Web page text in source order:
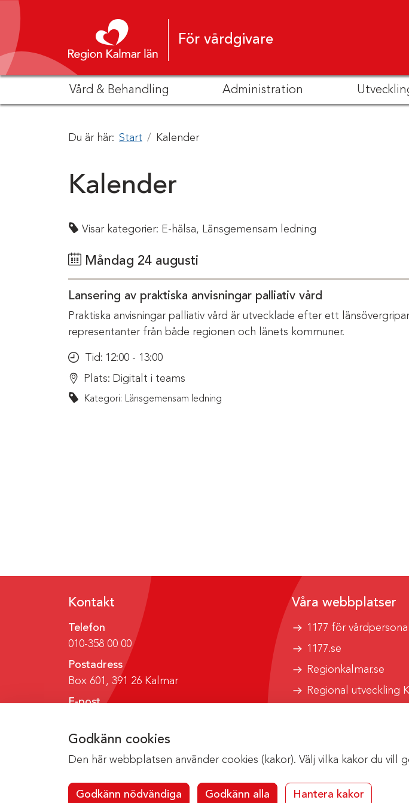
Godkänn cookies
Den här webbplatsen använder cookies (kakor). Välj vilka kakor du vill
Godkänn nödvändiga Godkänn alla Hantera kakor
Hoppa till innehåll
För vårdgivare
Vård & Behandling Administration
Du är här: Start Kalender
Kalender
Visar kategorier: E-hälsa, Länsgemensam ledning
Måndag 24 augusti
Lansering av praktiska anvisningar palliativ vård
Praktiska anvisningar palliativ vård är utvecklade efter ett
representanter från både regionen och länets kommuner.
Tid: 12:00 - 13:00
Plats: Digitalt i teams
Kategori: Länsgemensam ledning
Kontakt
Telefon
010-358 00 00
Postadress
Box 601, 391 26 Kalmar
E-post
Våra webbplatser
1177 för vårdpersonal
1177.se
Regionkalmar.se
Regional utveckling